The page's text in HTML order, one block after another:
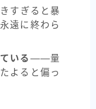
すぎると暴
遠に終わら
いる ——量
よると偏っ